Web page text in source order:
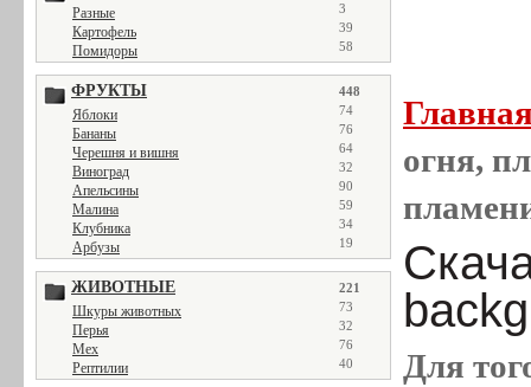
Разные 3
Картофель 39
Помидоры 58
ФРУКТЫ 448
Яблоки 74
Бананы 76
Черешня и вишня 64
Виноград 32
Апельсины 90
Малина 59
Клубника 34
Арбузы 19
ЖИВОТНЫЕ 221
Шкуры животных 73
Перья 32
Мех 76
Рептилии 40
огня,
Для